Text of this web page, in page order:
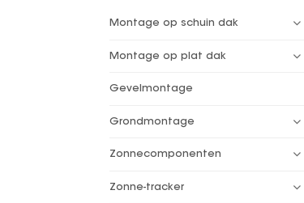
Montage op schuin dak
Montage op plat dak
Gevelmontage
Grondmontage
Zonnecomponenten
Zonne-tracker